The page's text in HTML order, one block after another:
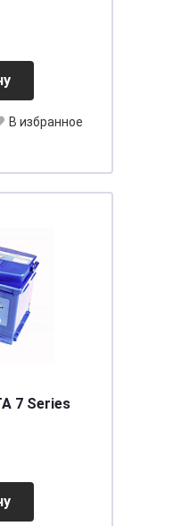
В избранное
7 Series